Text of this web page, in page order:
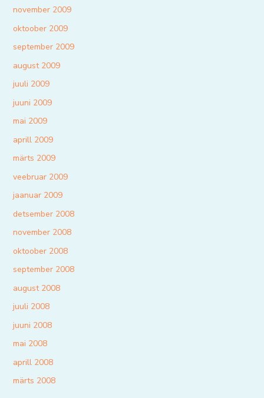
november 2009
oktoober 2009
september 2009
august 2009
juuli 2009
juuni 2009
mai 2009
aprill 2009
märts 2009
veebruar 2009
jaanuar 2009
detsember 2008
november 2008
oktoober 2008
september 2008
august 2008
juuli 2008
juuni 2008
mai 2008
aprill 2008
märts 2008